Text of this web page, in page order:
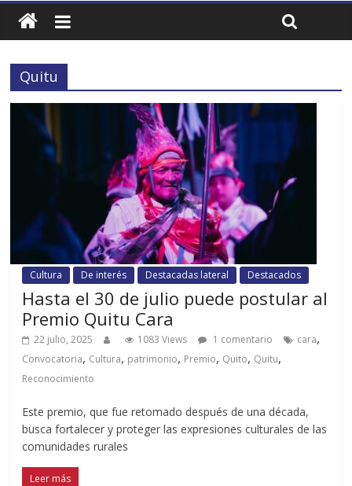
Quitu
Cultura De interés Destacadas lateral Destacados
Hasta el 30 de julio puede postular al
Premio Quitu Cara
22 julio, 2025 1083 Views 1 comentario cara,
Convocatoria, Cultura, patrimonio, Premio, Quito, Quitu,
Reconocimiento
Este premio, que fue retomado después de una década,
busca fortalecer y proteger las expresiones culturales de las
comunidades rurales
Leer más